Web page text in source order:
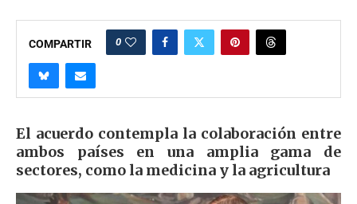
COMPARTIR 0
El acuerdo contempla la colaboración entre
ambos países en una amplia gama de
sectores, como la medicina y la agricultura